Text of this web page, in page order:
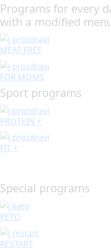
Programs for every
with a modified
MEAT-FREE
FOR MOMS
Sport programs
PROTEIN +
FIT +
Special programs
KETO
RESTART